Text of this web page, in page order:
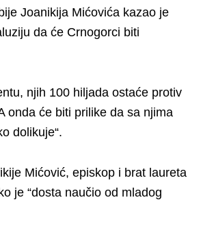
Joanikija Mićovića kazao je
da će Crnogorci biti
njih 100 hiljada ostaće protiv
onda će biti prilike da sa njima
dolikuje“.
Mićović, episkop i brat laureta
je “dosta naučio od mladog